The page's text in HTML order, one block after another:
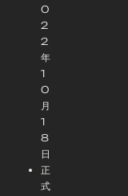
0
2
2
年
1
0
月
1
8
日
正
式